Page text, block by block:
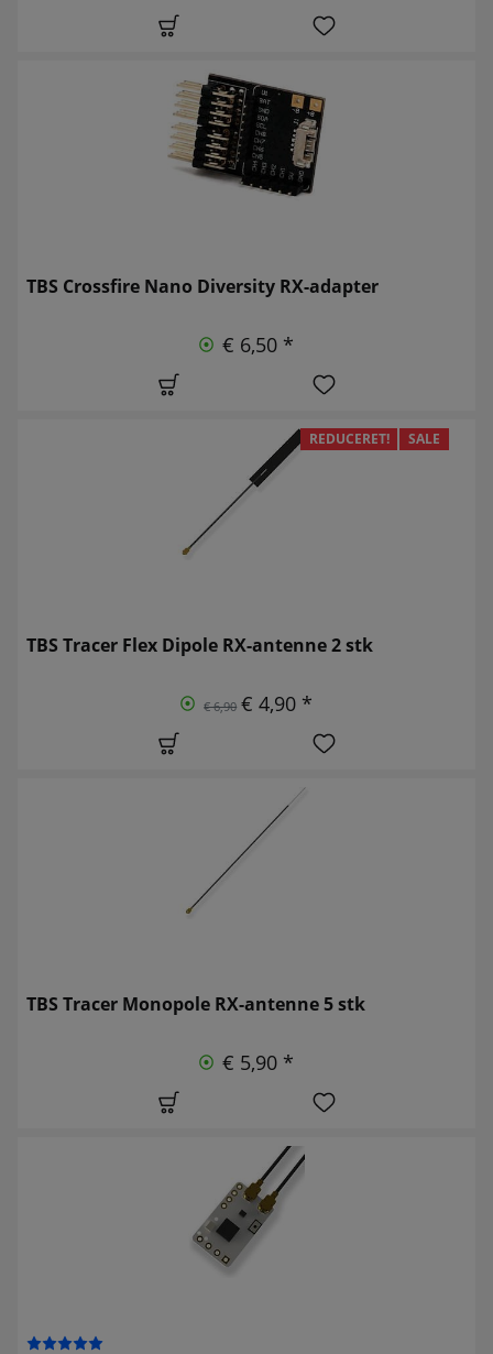
TBS Crossfire Nano Diversity RX-adapter
€ 6,50 *
REDUCERET! SALE
TBS Tracer Flex Dipole RX-antenne 2 stk
€ 6,90 € 4,90 *
TBS Tracer Monopole RX-antenne 5 stk
€ 5,90 *